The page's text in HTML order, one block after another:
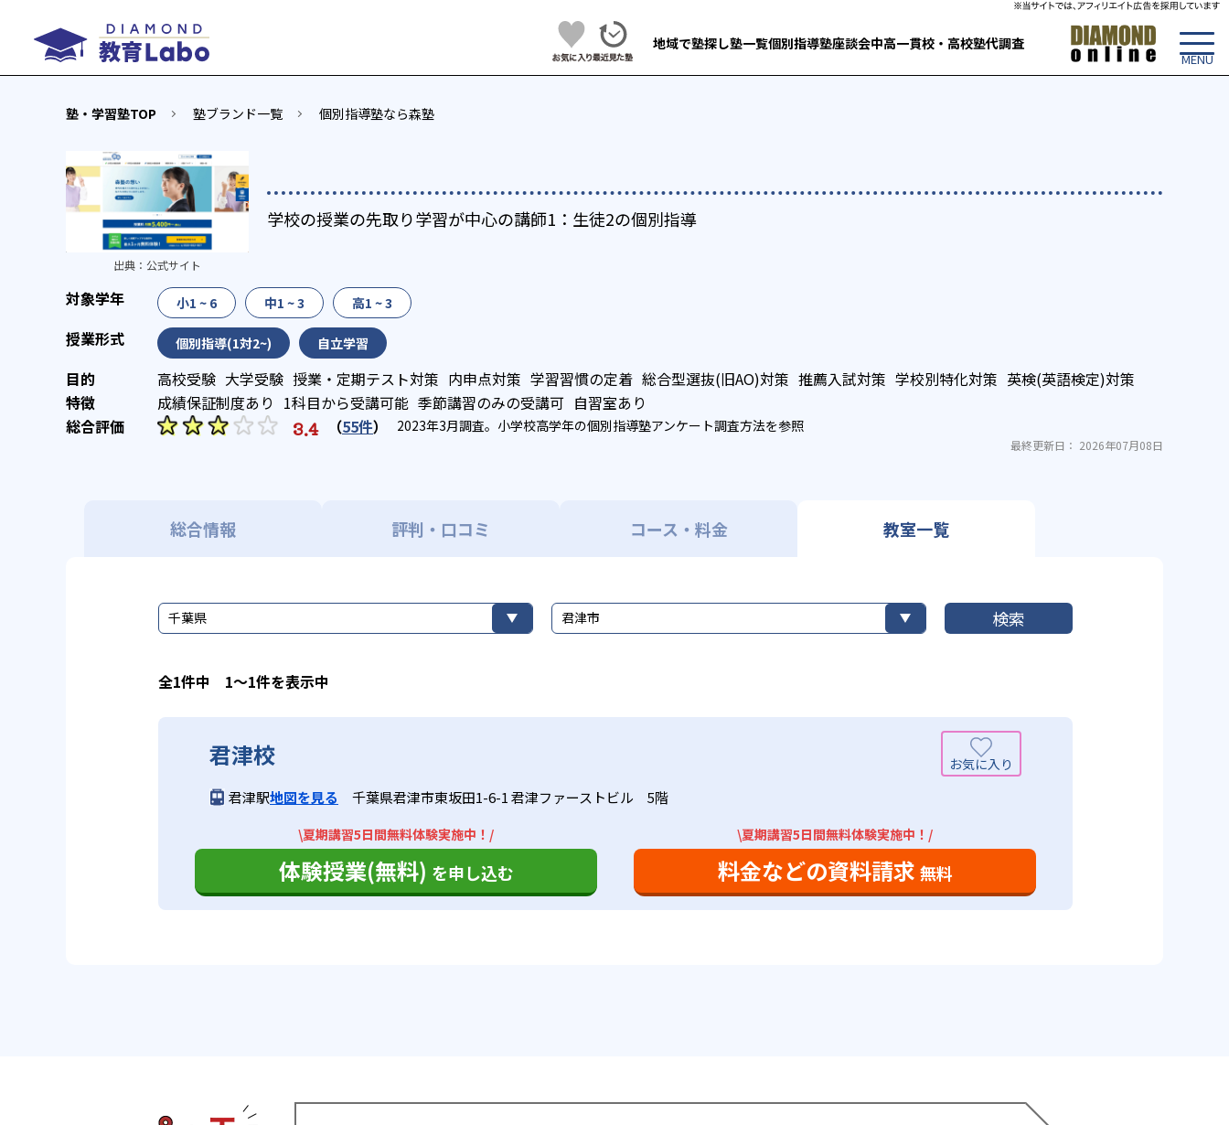
地域で塾探し塾一覧個別指導塾座談会中高一貫校・高校塾代調査
塾・学習塾TOP 塾ブランド一覧 個別指導塾なら森塾
学校の授業の先取り学習が中心の講師1：生徒2の個別指導
出典： 公式サイト
小1 ~ 6 中1 ~ 3 高1 ~ 3
個別指導(1対2~) 自立学習
高校受験 大学受験 授業・定期テスト対策 内申点対策 学習習慣の定着 総合型選抜(旧AO)対策 推薦入試対策 学校別特化対策 英検(英語検定)対策
成績保証制度あり 1科目から受講可能 季節講習のみの受講可 自習室あり
3.4 （55件） 2023年3月調査。 小学校高学年の個別指導塾アンケート調査方法を参照
最終更新日： 2026年07月08日
総合情報 評判・口コミ コース・料金 教室一覧
千葉県 君津市 検索
全1件中 1〜1件を表示中
君津校
君津駅地図を見る 千葉県君津市東坂田1-6-1 君津ファーストビル 5階
\夏期講習5日間無料体験実施中！/
体験授業(無料) を申し込む
\夏期講習5日間無料体験実施中！/
料金などの資料請求 無料